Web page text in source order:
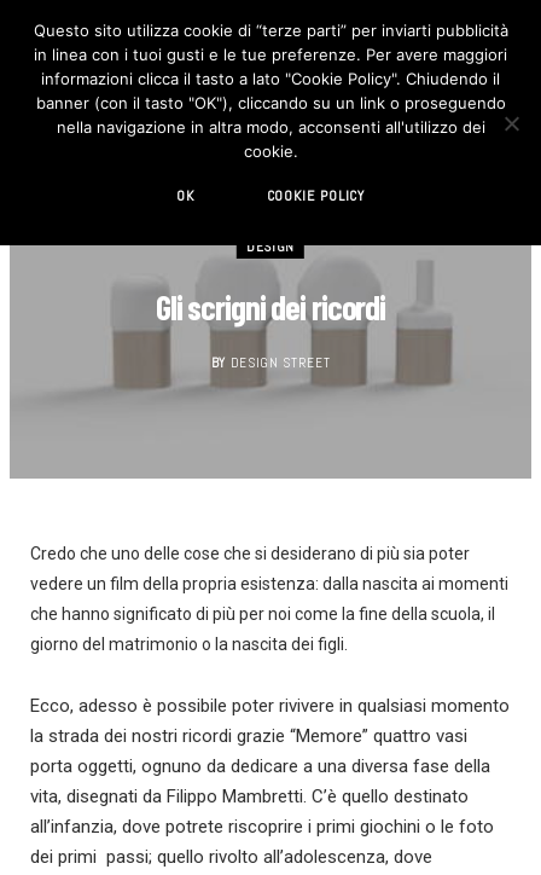
F
c
e
b
o
I
n
s
t
DESIGN
Gli scrigni dei ricordi
BY DESIGN STREET
Credo che uno delle cose che si desiderano di più sia poter
vedere un film della propria esistenza: dalla nascita ai momenti
che hanno significato di più per noi come la fine della scuola, il
giorno del matrimonio o la nascita dei figli.
Ecco, adesso è possibile poter rivivere in qualsiasi momento
la strada dei nostri ricordi grazie “Memore” quattro vasi
porta oggetti, ognuno da dedicare a una diversa fase della
vita, disegnati da Filippo Mambretti. C’è quello destinato
all’infanzia, dove potrete riscoprire i primi giochini o le foto
dei primi passi; quello rivolto all’adolescenza, dove
Questo sito utilizza cookie di “terze parti” per inviarti pubblicità
in linea con i tuoi gusti e le tue preferenze. Per avere maggiori
informazioni clicca il tasto a lato "Cookie Policy". Chiudendo il
banner (con il tasto "OK"), cliccando su un link o proseguendo
nella navigazione in altra modo, acconsenti all'utilizzo dei
cookie.
OK COOKIE POLICY